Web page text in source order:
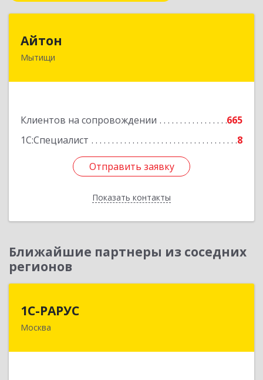
Айтон
Мытищи
Клиентов на сопровождении
665
1С:Специалист
8
Отправить заявку
Показать контакты
Отправить заявку
Назад
Ближайшие партнеры из соседних
регионов
1С-РАРУС
Москва127434, Москва г, Дмитровское ш, дом № 9Б